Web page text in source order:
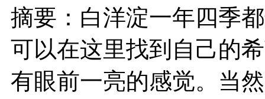
摘要：白洋淀一年四季
可以在这里找到自己的
有眼前一亮的感觉。当